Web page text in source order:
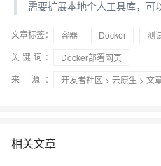
需要扩展本地个人工具库，可
文章标签： 容器 Docker 测
关键词：
Docker部署网页
来 源：
开发者社区 > 云原生 > 文
相关文章